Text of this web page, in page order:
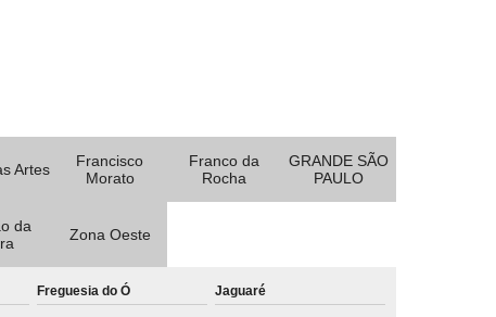
Artes
Francisco
Morato
Franco da
Rocha
GRANDE SÃO
PAULO
da
Zona Oeste
Freguesia do Ó Jaguaré